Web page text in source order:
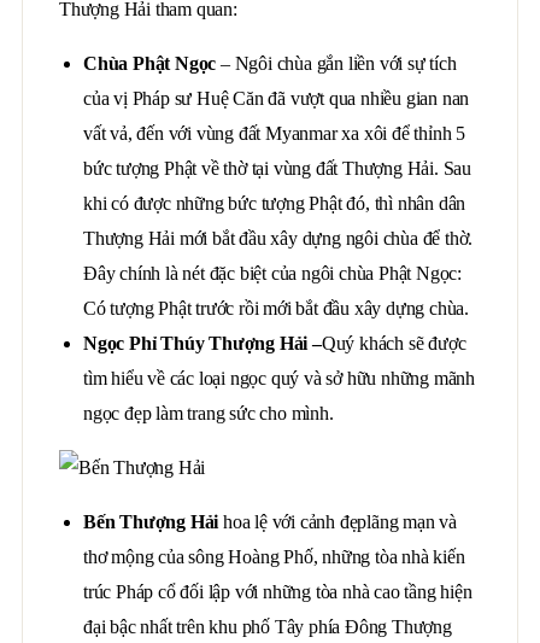
Thượng Hải tham quan:
Chùa Phật Ngọc – Ngôi chùa gắn liền với sự tích
của vị Pháp sư Huệ Căn đã vượt qua nhiều gian nan
vất vả, đến với vùng đất Myanmar xa xôi để thỉnh 5
bức tượng Phật về thờ tại vùng đất Thượng Hải. Sau
khi có được những bức tượng Phật đó, thì nhân dân
Thượng Hải mới bắt đầu xây dựng ngôi chùa để thờ.
Đây chính là nét đặc biệt của ngôi chùa Phật Ngọc:
Có tượng Phật trước rồi mới bắt đầu xây dựng chùa.
Ngọc Phỉ Thúy Thượng Hải–Quý khách sẽ được
tìm hiểu về các loại ngọc quý và sở hữu những mãnh
ngọc đẹp làm trang sức cho mình.
Bến Thượng Hải hoa lệ với cảnh đẹplãng mạn và
thơ mộng của sông Hoàng Phố, những tòa nhà kiến
trúc Pháp cổ đối lập với những tòa nhà cao tầng hiện
đại bậc nhất trên khu phố Tây phía Đông Thượng